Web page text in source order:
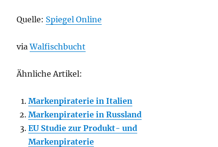
Quelle: Spiegel Online
viaWalfischbucht
Ähnliche Artikel:
Markenpiraterie in Italien
Markenpiraterie in Russland
EU Studie zur Produkt- und
Markenpiraterie